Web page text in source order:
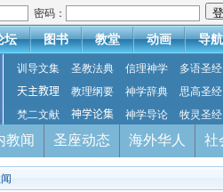
密码：
坛 图书 教堂 动画 导航
训导文集 圣教法典 信理神学
多语圣经
天主教理
教理纲要 神学辞典
思高圣经
梵二文献
神学论集 神学导论 牧灵圣经
教闻 圣座动态 海外华人 社